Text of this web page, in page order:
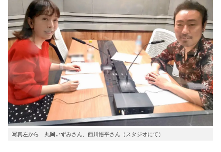
写真左から 丸岡いずみさん、西川悟平さん（スタジオにて）